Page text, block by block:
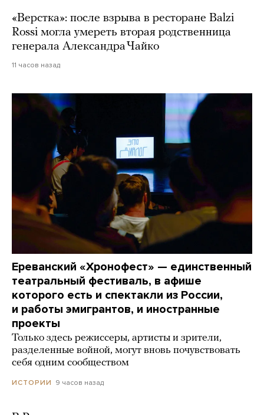
«Верстка»: после взрыва в ресторане Balzi
Rossi могла умереть вторая родственница
генерала Александра Чайко
11 часов назад
Ереванский «Хронофест» — единственный
театральный фестиваль, в афише
которого есть и спектакли из России,
и работы эмигрантов, и иностранные
проекты
Только здесь режиссеры, артисты и зрители,
разделенные войной, могут вновь почувствовать
себя одним сообществом
ИСТОРИИ 9 часов назад